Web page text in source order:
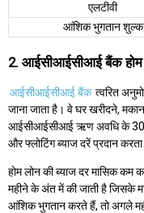
एलटीवी
आंशिक भुगतान शुल्क
2. आईसीआईसीआई बैंक होम
आईसीआईसीआई बैंक त्वरित
जाना जाता है। वे घर खरीदने,
आईसीआईसीआई ऋण अवधि के 30
और फ्लोटिंग ब्याज दरें प्रदान
होम लोन की ब्याज दर मासिक कम
महीने के अंत में की जाती है जिसके
आंशिक भुगतान करते हैं, तो अगले